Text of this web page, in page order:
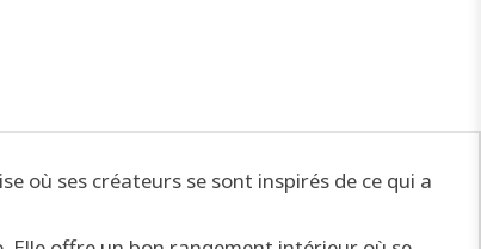
où ses créateurs se sont inspirés de ce qui a